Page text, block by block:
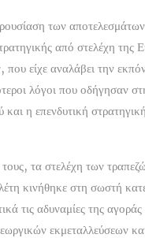
των
από στελέχη της
είχε αναλάβει την
λόγοι που οδήγησαν
η επενδυτική
τα στελέχη των
κινήθηκε στη σωστή
τις αδυναμίες της
εκμεταλλεύσεων